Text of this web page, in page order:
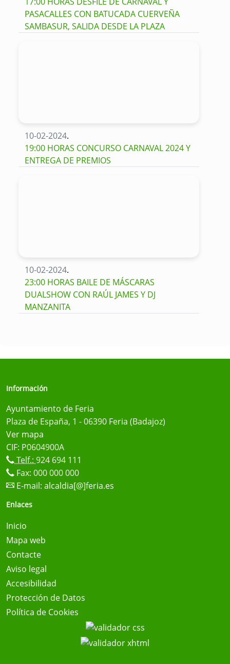
PASACALLES CON BATUCADA CUERVEÑA
SAMBASUR, SALIDA DESDE LA PLAZA
10-02-2024.
19:00 HORAS CONCURSO CARNAVAL 2024 Y
ENTREGA DE PREMIOS
10-02-2024.
23:00 HORAS BAILE DE MÁSCARAS
DUALSHOW CON RAÚL JAMES Y DJ
MANZANITA
Información
Ayuntamiento de Feria
Plaza de España, 1 - 06390 Feria (Badajoz)
Ver mapa
CIF: P0604900A
Telf.: 924 694 111
Fax: 000 000 000
E-mail: alcaldia[@]feria.es
Enlaces
Inicio
Mapa web
Contacte
Aviso legal
Accesibilidad
Protección de Datos
Política de Cookies